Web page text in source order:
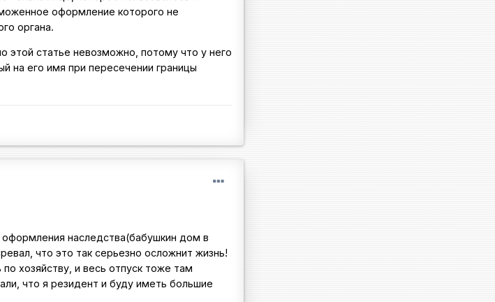
оформление которого не
органа.
этой статье невозможно, потому что у него
на его имя при пересечении границы
наследства(бабушкин дом в
что это так серьезно осложнит жизнь!
хозяйству, и весь отпуск тоже там
что я резидент и буду иметь большие